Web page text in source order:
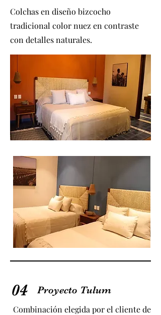
Colchas en diseño bizcocho
tradicional color nuez en contraste
con detalles naturales.
04 Proyecto Tulum
Combinación elegida por el cliente de